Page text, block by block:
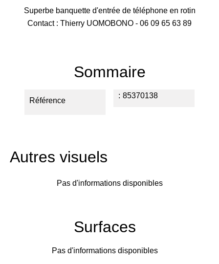
Superbe banquette d'entrée de téléphone en rotin
Contact : Thierry UOMOBONO - 06 09 65 63 89
Sommaire
Référence
85370138
Autres visuels
Pas d'informations disponibles
Surfaces
Pas d'informations disponibles